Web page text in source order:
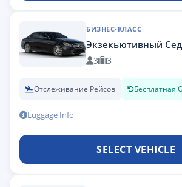
БИЗНЕС-КЛАСС
Экзекьютивный
3 3
Отслеживание Рейсов Бесплатная
Luggage Info
SELECT VEHICLE